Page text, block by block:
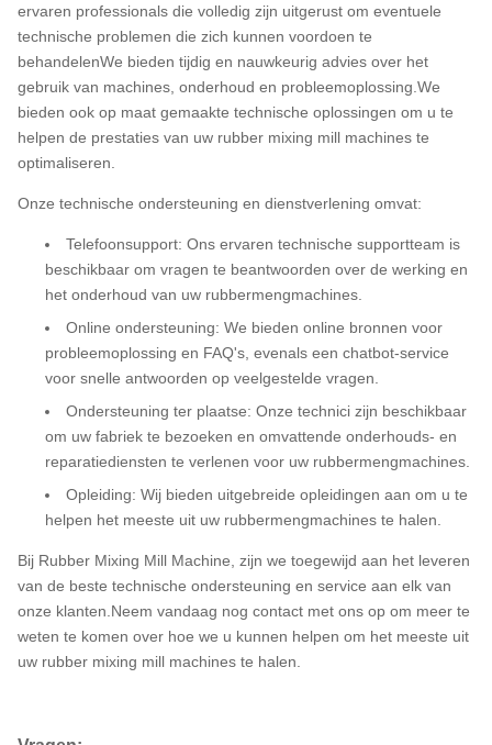
ervaren professionals die volledig zijn uitgerust om eventuele
technische problemen die zich kunnen voordoen te
behandelenWe bieden tijdig en nauwkeurig advies over het
gebruik van machines, onderhoud en probleemoplossing.We
bieden ook op maat gemaakte technische oplossingen om u te
helpen de prestaties van uw rubber mixing mill machines te
optimaliseren.
Onze technische ondersteuning en dienstverlening omvat:
Telefoonsupport: Ons ervaren technische supportteam is
beschikbaar om vragen te beantwoorden over de werking en
het onderhoud van uw rubbermengmachines.
Online ondersteuning: We bieden online bronnen voor
probleemoplossing en FAQ's, evenals een chatbot-service
voor snelle antwoorden op veelgestelde vragen.
Ondersteuning ter plaatse: Onze technici zijn beschikbaar
om uw fabriek te bezoeken en omvattende onderhouds- en
reparatiediensten te verlenen voor uw rubbermengmachines.
Opleiding: Wij bieden uitgebreide opleidingen aan om u te
helpen het meeste uit uw rubbermengmachines te halen.
Bij Rubber Mixing Mill Machine, zijn we toegewijd aan het leveren
van de beste technische ondersteuning en service aan elk van
onze klanten.Neem vandaag nog contact met ons op om meer te
weten te komen over hoe we u kunnen helpen om het meeste uit
uw rubber mixing mill machines te halen.